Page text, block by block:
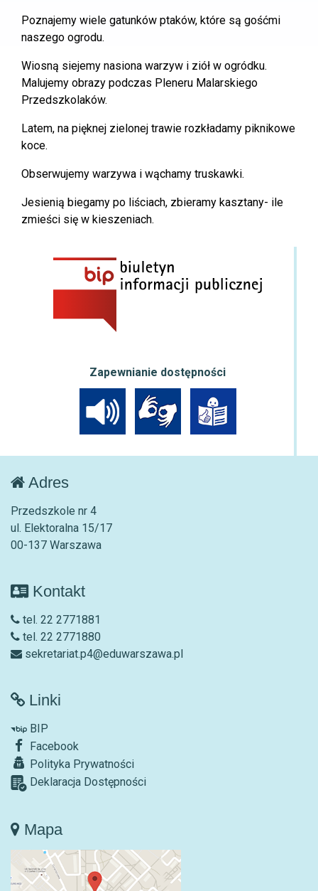
Poznajemy wiele gatunków ptaków, które są gośćmi
naszego ogrodu.
Wiosną siejemy nasiona warzyw i ziół w ogródku.
Malujemy obrazy podczas Pleneru Malarskiego
Przedszkolaków.
Latem, na pięknej zielonej trawie rozkładamy piknikowe
koce.
Obserwujemy warzywa i wąchamy truskawki.
Jesienią biegamy po liściach, zbieramy kasztany- ile
zmieści się w kieszeniach.
Zapewnianie dostępności
Adres
Przedszkole nr 4
ul. Elektoralna 15/17
00-137 Warszawa
Kontakt
tel. 22 2771881
tel. 22 2771880
sekretariat.p4@eduwarszawa.pl
Linki
BIP
Facebook
Polityka Prywatności
Deklaracja Dostępności
Mapa